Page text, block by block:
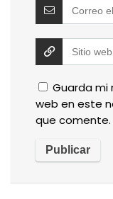
Guarda mi
web en este
que comente.